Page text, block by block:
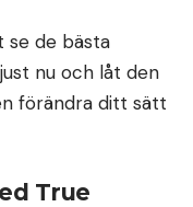
se de bästa
nu och låt den
förändra ditt sätt
True